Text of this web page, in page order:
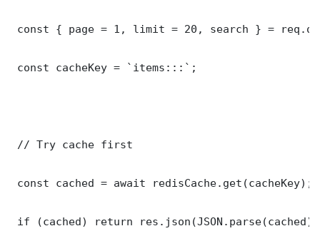
const { page = 1, limit = 20, search } =
const cacheKey = `items:::`;
// Try cache first
const cached = await redisCache.get(cacheKey);
if (cached) return